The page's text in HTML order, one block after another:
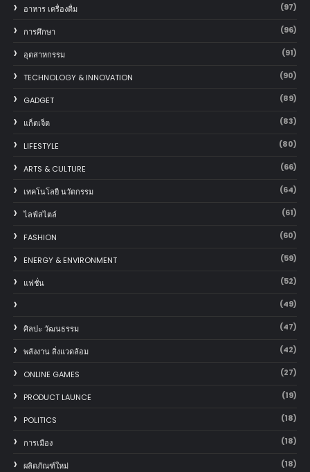
อาหาร เครื่องดื่ม (97)
การศึกษา (96)
อุตสาหกรรม (91)
TECHNOLOGY & INNOVATION (90)
GADGET (89)
แก็ตเจ็ต (83)
LIFESTYLE (80)
ARTS & CULTURE (66)
เทคโนโลยี นวัตกรรม (64)
ไลฟ์สไตล์ (61)
FASHION (60)
ENERGY & ENVIRONMENT (59)
แฟชั่น (52)
(49)
ศิลปะ วัฒนธรรม (47)
พลังงาน สิ่งแวดล้อม (42)
ONLINE GAMES (27)
PRODUCT LAUNCE (19)
POLITICS (18)
การเมือง (18)
ผลิตภัณฑ์ใหม่ (18)